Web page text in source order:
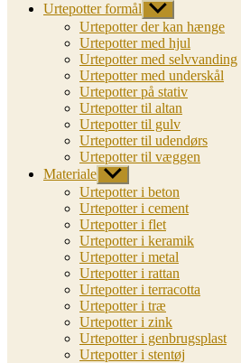
Urtepotter formål Vis
undermenu
Urtepotter der kan hænge
Urtepotter med hjul
Urtepotter med selvvanding
Urtepotter med underskål
Urtepotter på stativ
Urtepotter til altan
Urtepotter til gulv
Urtepotter til udendørs
Urtepotter til væggen
Materiale Vis
undermenu
Urtepotter i beton
Urtepotter i cement
Urtepotter i flet
Urtepotter i keramik
Urtepotter i metal
Urtepotter i rattan
Urtepotter i terracotta
Urtepotter i træ
Urtepotter i zink
Urtepotter i genbrugsplast
Urtepotter i stentøj